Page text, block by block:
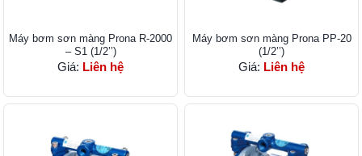
Máy bơm sơn màng Prona R-2000
– S1 (1/2’’)
Giá: Liên hệ
Máy bơm sơn màng Prona PP-20
(1/2’’)
Giá: Liên hệ